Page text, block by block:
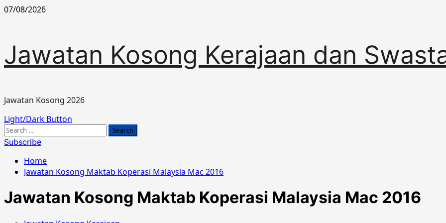
Skip
07/08/2026
Jawatan Kosong Kerajaan dan
Jawatan Kosong 2026
Primary
Menu
Light/Dark Button
Search
for:
Subscribe
Home
Jawatan Kosong Maktab Koperasi Malaysia Mac 2016
Jawatan Kosong Maktab Koperasi Malaysia Mac 2016